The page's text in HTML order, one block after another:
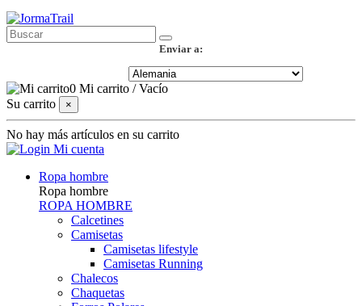
Enviar a:
0 Mi carrito /Vacío
Su carrito
×
No hay más artículos en su carrito
Mi cuenta
Ropa hombre
Ropa hombre
ROPA HOMBRE
Calcetines
Camisetas
Camisetas lifestyle
Camisetas Running
Chalecos
Chaquetas